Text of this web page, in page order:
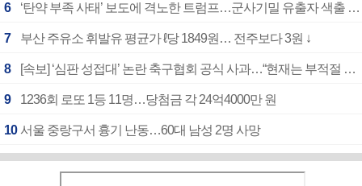
6 ‘탄약 부족 사태’ 보도에 격노한 트럼프…군사기밀 유출자 색출 지시
7 부산 주유소 휘발유 평균가 ℓ당 1849원… 전주보다 3원 ↓
8 [속보] ‘심판 성접대’ 논란 축구협회 공식 사과…“현재는 부적절 행위 없어”
9 1236회 로또 1등 11명…당첨금 각 24억4000만 원
10 서울 중랑구서 흉기 난동…60대 남성 2명 사망